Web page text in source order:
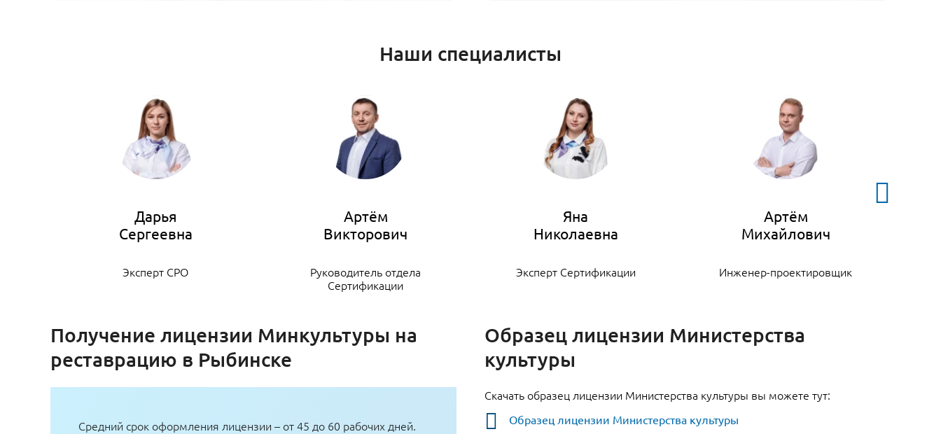
Наши специалисты
Дарья
Эксперт СРО
Артём
Руководитель отдела
Сертификации
Яна
Эксперт Сертификации
Артём
Инженер-проектировщик
Получение лицензии Минкультуры на
реставрацию в Рыбинске
Образец лицензии Министерства
культуры
Средний срок оформления лицензии – от 45 до 60 рабочих дней.
Скачать образец лицензии Министерства культуры вы можете тут:
Образец лицензии Министерства культуры